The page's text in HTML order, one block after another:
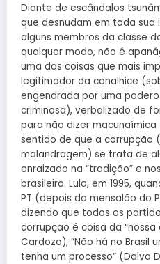
Diante de escândalos
que desnudam em toda sua
alguns membros da classe
qualquer modo, não é
uma das coisas que mais
legitimador da canalhice
engendrada por uma
criminosa), verbalizado de
para não dizer
sentido de que a corrupção
malandragem) se trata de
enraizado na “tradição” e
brasileiro. Lula, em 1995,
PT (depois do mensalão do
dizendo que todos os
corrupção é coisa da “nossa
Cardozo); “Não há no Brasil
tenha um processo” (Dalva